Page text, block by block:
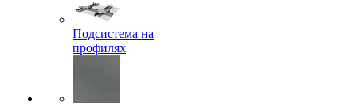
Подсистема на
профилях